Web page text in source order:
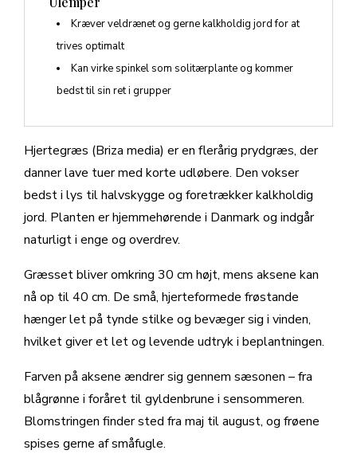
Hjertegræs (Briza media) er en flerårig prydgræs, der
danner lave tuer med korte udløbere. Den vokser
bedst i lys til halvskygge og foretrækker kalkholdig
jord. Planten er hjemmehørende i Danmark og indgår
naturligt i enge og overdrev.
Græsset bliver omkring 30 cm højt, mens aksene kan
nå op til 40 cm. De små, hjerteformede frøstande
hænger let på tynde stilke og bevæger sig i vinden,
hvilket giver et let og levende udtryk i beplantningen.
Farven på aksene ændrer sig gennem sæsonen – fra
blågrønne i foråret til gyldenbrune i sensommeren.
Blomstringen finder sted fra maj til august, og frøene
spises gerne af småfugle.
Kræver veldrænet og gerne kalkholdig jord for at
trives optimalt
Kan virke spinkel som solitærplante og kommer
bedst til sin ret i grupper